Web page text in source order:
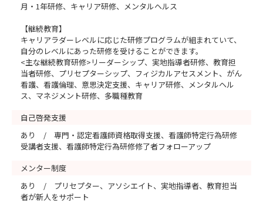
月・1年研修、キャリア研修、メンタルヘルス
【継続教育】
キャリアラダーレベルに応じた研修プログラムが組まれていて、
自分のレベルにあった研修を受けることができます。
<主な継続教育研修>リーダーシップ、実地指導者研修、教育担
当者研修、プリセプターシップ、フィジカルアセスメント、がん
看護、看護倫理、意思決定支援、キャリア研修、メンタルヘル
ス、マネジメント研修、多職種教育
自己啓発支援
あり / 専門・認定看護師資格取得支援、看護師特定行為研修
受講者支援、看護師特定行為研修修了者フォローアップ
メンター制度
あり / プリセプター、アソシエイト、実地指導者、教育担当
者が新人をサポート